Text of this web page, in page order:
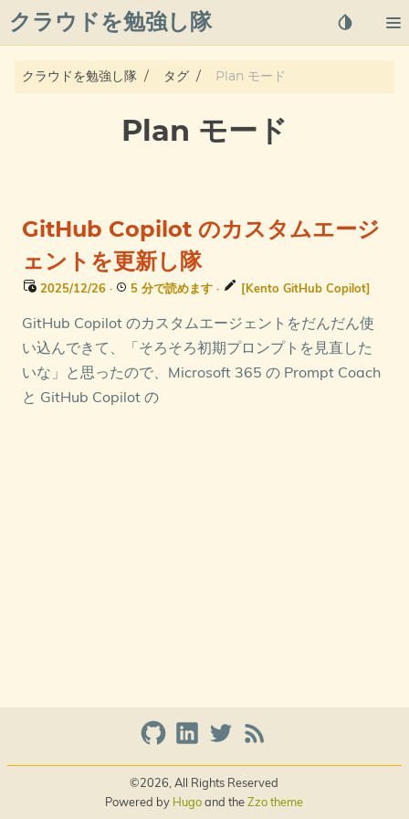
クラウドを勉強し隊
About
azure overview
タグ
クラウドを勉強し隊 タグ Plan モード
Plan モード
GitHub Copilot のカスタムエージ
ェントを更新し隊
2025/12/26 · 5 分で読めます · [Kento GitHub Copilot]
GitHub Copilot のカスタムエージェントをだんだん使
い込んできて、「そろそろ初期プロンプトを見直した
いな」と思ったので、Microsoft 365 の Prompt Coach
と GitHub Copilot の
©2026, All Rights Reserved
Powered by Hugoand theZzo theme